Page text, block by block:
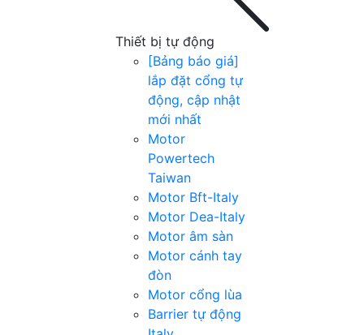
Thiết bị tự động
[Bảng báo giá]
lắp đặt cổng tự
động, cập nhật
mới nhất
Motor
Powertech
Taiwan
Motor Bft-Italy
Motor Dea-Italy
Motor âm sàn
Motor cánh tay
đòn
Motor cổng lùa
Barrier tự động